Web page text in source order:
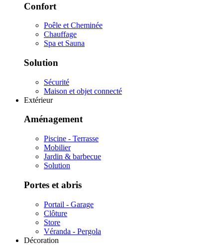
Confort
Poêle et Cheminée
Chauffage
Spa et Sauna
Solution
Sécurité
Maison et objet connecté
Extérieur
Aménagement
Piscine - Terrasse
Mobilier
Jardin & barbecue
Solution
Portes et abris
Portail - Garage
Clôture
Store
Véranda - Pergola
Décoration